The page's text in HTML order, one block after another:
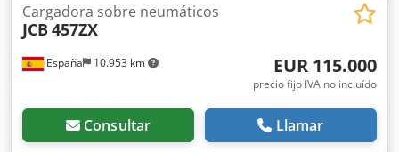
España 10.953 km
Cargadora sobre neumáticos
JCB 457ZX
EUR 115.000
precio fijo IVA no incluído
Consultar Llamar